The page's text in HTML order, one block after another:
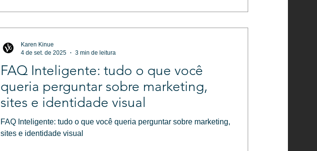
FAQ Inteligente: tudo o que você
queria perguntar sobre marketing,
sites e identidade visual
FAQ Inteligente: tudo o que você queria perguntar sobre marketing,
sites e identidade visual
Karen Kinue
4 de set. de 2025
3 min de leitura